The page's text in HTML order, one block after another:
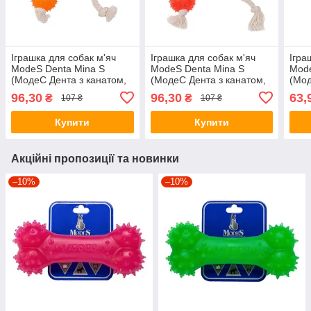
Іграшка для собак м'яч
ModeS Denta Mina S
(МодеС Дента з канатом,
96,30 ₴ 107 ₴
Купити
Іграшка для собак м'яч
ModeS Denta Mina S
(МодеС Дента з канатом,
96,30₴ 107 ₴
Купити
Акційні пропозиції та новинки
–10% –10%